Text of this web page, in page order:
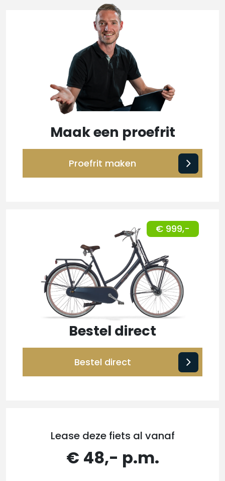
Maak een proefrit
Proefrit maken
€ 999,-
Bestel direct
Bestel direct
Lease deze fiets al vanaf
€ 48,- p.m.